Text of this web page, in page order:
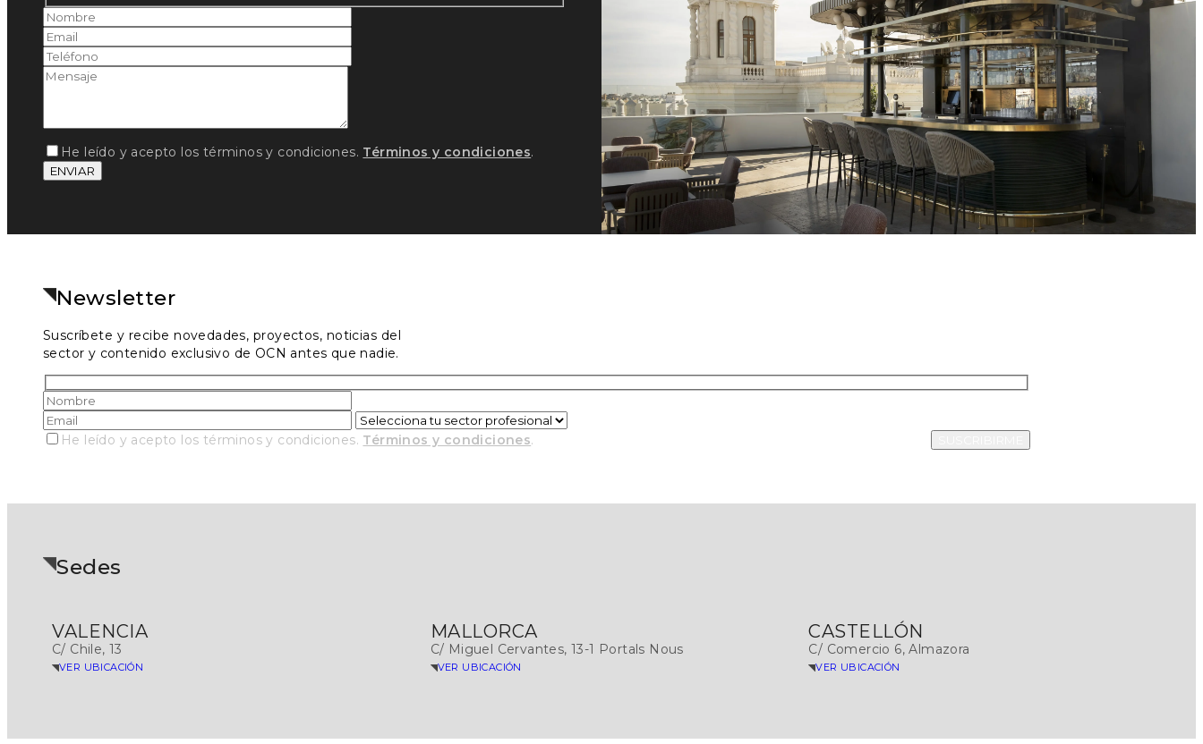
He leído y acepto los términos y condiciones. Términos y condiciones.
ENVIAR
Newsletter
Suscríbete y recibe novedades, proyectos, noticias del
sector y contenido exclusivo de OCN antes que nadie.
He leído y acepto los términos y condiciones. Términos y condiciones.
Sedes
VALENCIA
C/ Chile, 13
VER UBICACIÓN
MALLORCA
C/ Miguel Cervantes, 13-1 Portals Nous
VER UBICACIÓN
CASTELLÓN
C/ Comercio 6, Almazora
VER UBICACIÓN